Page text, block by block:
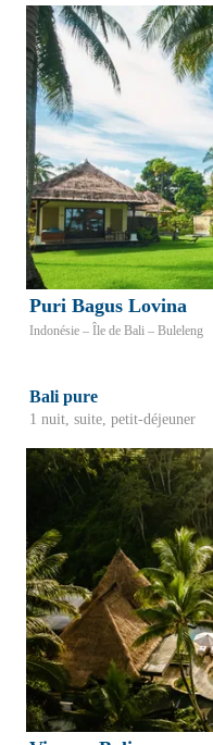
Puri Bagus Lovina
Indonésie – Île de Bali – Buleleng
Bali pure
1 nuit, suite, petit-déjeuner